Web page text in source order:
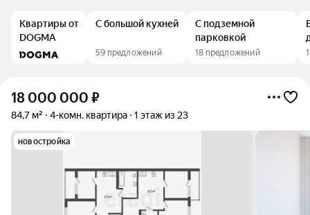
Квартиры от
DOGMA
С большой кухней
59 предложений
С подземной
парковкой
18 предложений
18 000 000 ₽
84,7 м² 4-комн. квартира 1 этаж из 23
новостройка